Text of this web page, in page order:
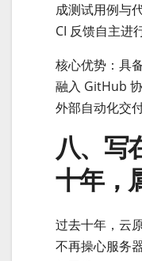
成测试用例与
CI 反馈自主进
核心优势：具
融入 GitHub
外部自动化交
八、写
十年，
过去十年，云
不再操心服务